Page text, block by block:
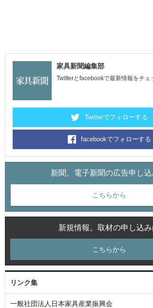
家具新聞編集部
Twitterとfacebookで最新情報をチェ
Twitterでフォローする
facebookでフォローする
新聞、電子新聞の広告申し
こちらから
新規情報。取材の申し込み
こちらから
リンク集
一般社団法人日本家具産業振興会